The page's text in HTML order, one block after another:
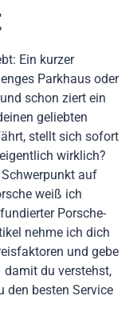
Ein kurzer
Parkhaus oder
schon ziert ein
geliebten
stellt sich sofort
wirklich?
auf
weiß ich
Porsche-
nehme ich dich
und gebe
du verstehst,
den besten Service